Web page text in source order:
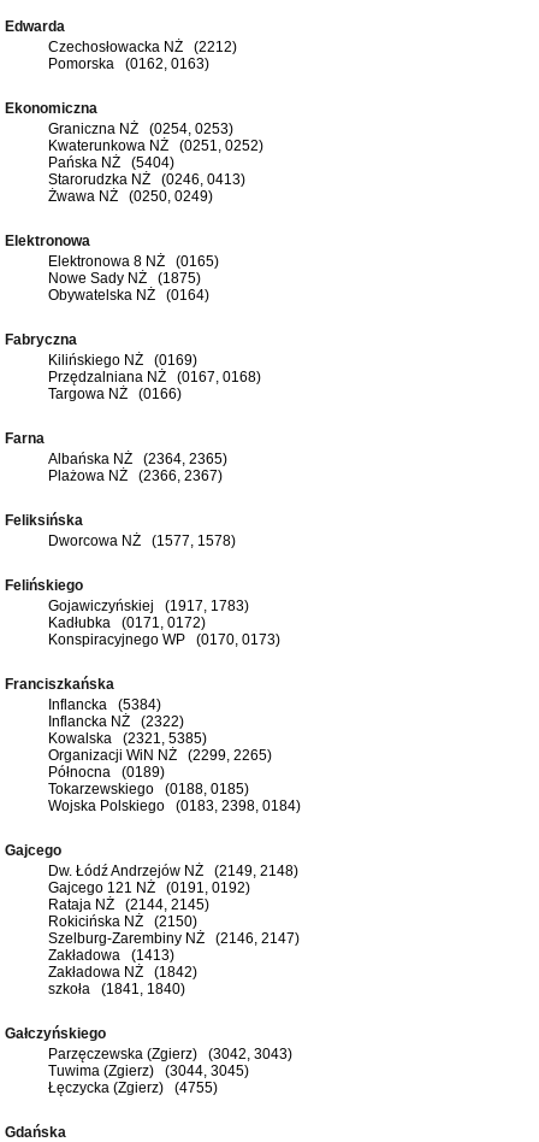
Edwarda
Czechosłowacka NŻ (2212)
Pomorska (0162, 0163)
Ekonomiczna
Graniczna NŻ (0254, 0253)
Kwaterunkowa NŻ (0251, 0252)
Pańska NŻ (5404)
Starorudzka NŻ (0246, 0413)
Żwawa NŻ (0250, 0249)
Elektronowa
Elektronowa 8 NŻ (0165)
Nowe Sady NŻ (1875)
Obywatelska NŻ (0164)
Fabryczna
Kilińskiego NŻ (0169)
Przędzalniana NŻ (0167, 0168)
Targowa NŻ (0166)
Farna
Albańska NŻ (2364, 2365)
Plażowa NŻ (2366, 2367)
Feliksińska
Dworcowa NŻ (1577, 1578)
Felińskiego
Gojawiczyńskiej (1917, 1783)
Kadłubka (0171, 0172)
Konspiracyjnego WP (0170, 0173)
Franciszkańska
Inflancka (5384)
Inflancka NŻ (2322)
Kowalska (2321, 5385)
Organizacji WiN NŻ (2299, 2265)
Północna (0189)
Tokarzewskiego (0188, 0185)
Wojska Polskiego (0183, 2398, 0184)
Gajcego
Dw. Łódź Andrzejów NŻ (2149, 2148)
Gajcego 121 NŻ (0191, 0192)
Rataja NŻ (2144, 2145)
Rokicińska NŻ (2150)
Szelburg-Zarembiny NŻ (2146, 2147)
Zakładowa (1413)
Zakładowa NŻ (1842)
szkoła (1841, 1840)
Gałczyńskiego
Parzęczewska (Zgierz) (3042, 3043)
Tuwima (Zgierz) (3044, 3045)
Łęczycka (Zgierz) (4755)
Gdańska